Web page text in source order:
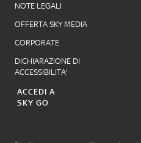
NOTE LEGALI
OFFERTA SKY MEDIA
CORPORATE
DICHIARAZIONE DI
ACCESSIBILITA'
ACCEDI A
SKY GO